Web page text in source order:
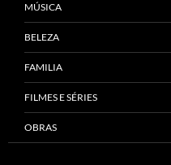
MÚSICA
BELEZA
FAMILIA
FILMES E SÉRIES
OBRAS